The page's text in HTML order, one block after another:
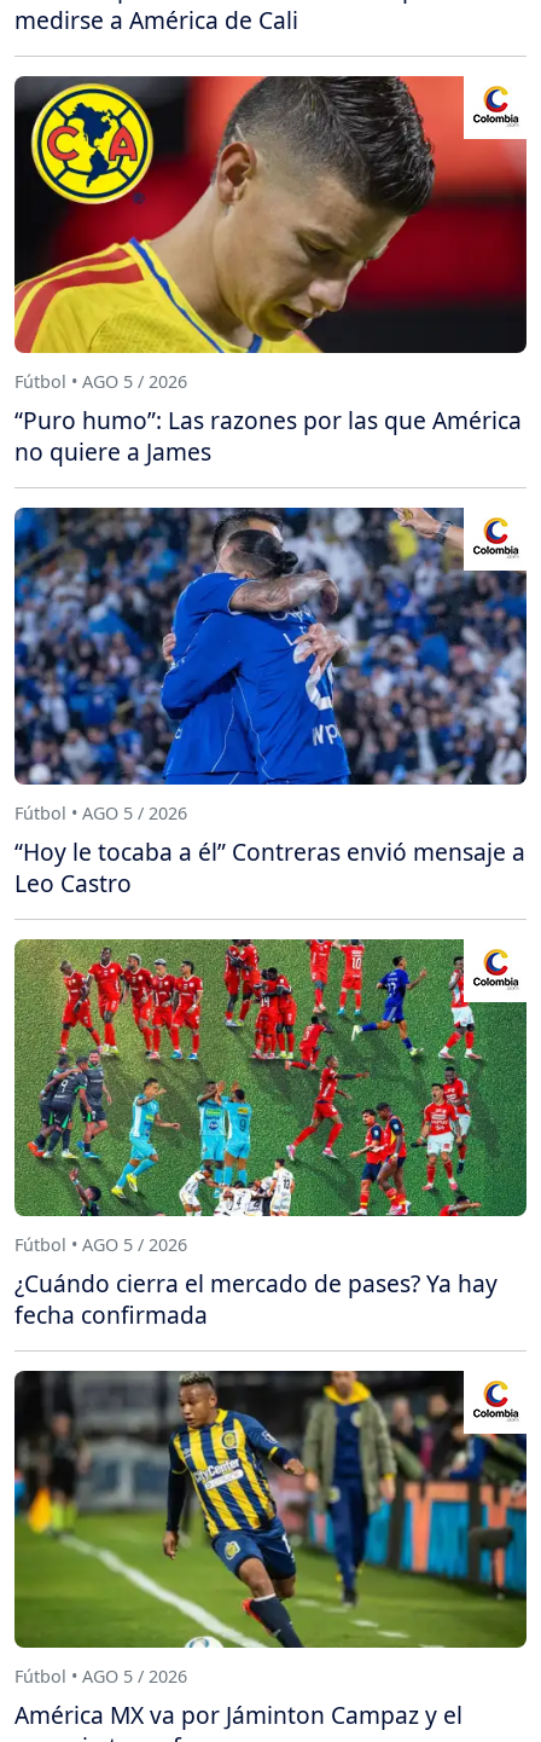
medirse a América de Cali
Fútbol • AGO 5 / 2026
“Puro humo”: Las razones por las que América
no quiere a James
Fútbol • AGO 5 / 2026
“Hoy le tocaba a él” Contreras envió mensaje a
Leo Castro
Fútbol • AGO 5 / 2026
¿Cuándo cierra el mercado de pases? Ya hay
fecha confirmada
Fútbol • AGO 5 / 2026
América MX va por Jáminton Campaz y el